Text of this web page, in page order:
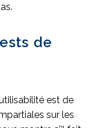
de
est de
sur les